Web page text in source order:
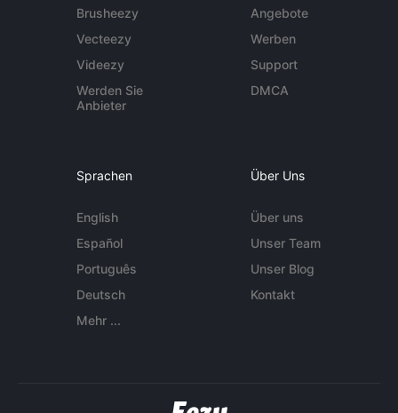
Brusheezy
Vecteezy
Videezy
Werden Sie
Anbieter
Angebote
Werben
Support
DMCA
Sprachen
English
Español
Português
Deutsch
Mehr ...
Über Uns
Über uns
Unser Team
Unser Blog
Kontakt